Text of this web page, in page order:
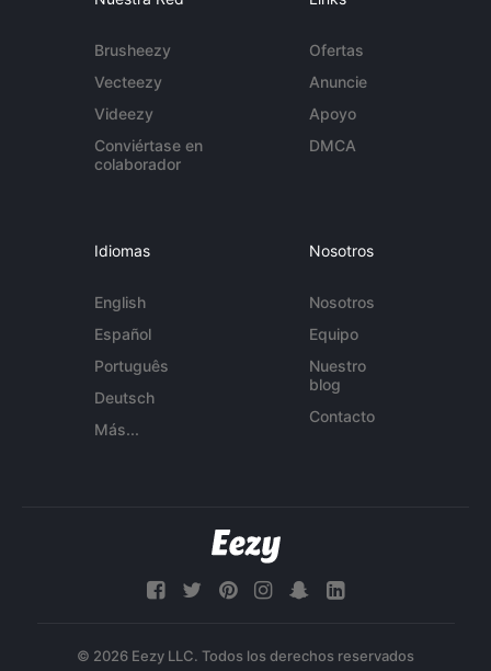
Brusheezy
Vecteezy
Videezy
Conviértase en
colaborador
Ofertas
Anuncie
Apoyo
DMCA
Idiomas
English
Español
Português
Deutsch
Más...
Nosotros
Nosotros
Equipo
Nuestro
blog
Contacto
© 2026 Eezy LLC. Todos los derechos reservados